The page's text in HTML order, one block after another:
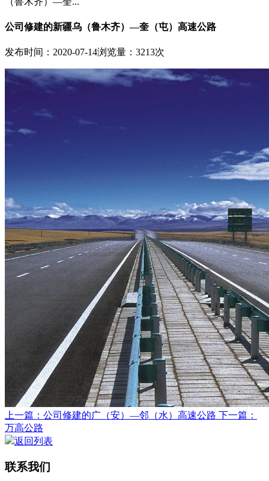
公司修建的新疆乌（鲁木齐）—奎（屯）高速公路
发布时间：2020-07-14浏览量：3213次
上一篇：公司修建的广（安）—邻（水）高速公路 下一篇：
万高公路
返回列表
联系我们